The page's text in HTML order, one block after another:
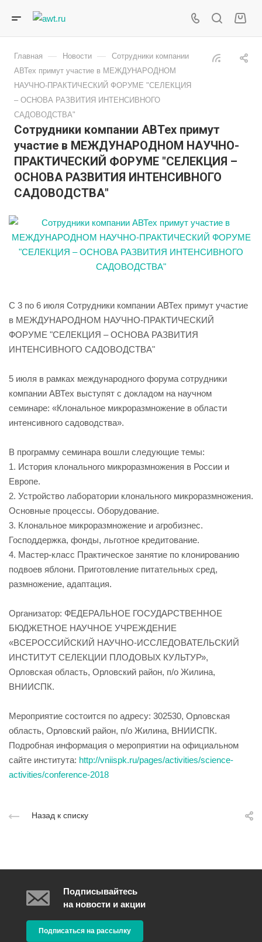
Главная — Новости —
Сотрудники компании
АВТех примут участие в МЕЖДУНАРОДНОМ
НАУЧНО-ПРАКТИЧЕСКИЙ ФОРУМЕ "СЕЛЕКЦИЯ
– ОСНОВА РАЗВИТИЯ ИНТЕНСИВНОГО
САДОВОДСТВА"
Сотрудники компании АВТех примут
участие в МЕЖДУНАРОДНОМ НАУЧНО-
ПРАКТИЧЕСКИЙ ФОРУМЕ "СЕЛЕКЦИЯ –
ОСНОВА РАЗВИТИЯ ИНТЕНСИВНОГО
САДОВОДСТВА"
С 3 по 6 июля Сотрудники компании АВТех примут участие
в МЕЖДУНАРОДНОМ НАУЧНО-ПРАКТИЧЕСКИЙ
ФОРУМЕ "СЕЛЕКЦИЯ – ОСНОВА РАЗВИТИЯ
ИНТЕНСИВНОГО САДОВОДСТВА"
5 июля в рамках международного форума сотрудники
компании АВТех выступят с докладом на научном
семинаре: «Клональное микроразмножение в области
интенсивного садоводства».
В программу семинара вошли следующие темы:
1. История клонального микроразмножения в России и
Европе.
2. Устройство лаборатории клонального микроразмножения.
Основные процессы. Оборудование.
3. Клональное микроразмножение и агробизнес.
Господдержка, фонды, льготное кредитование.
4. Мастер-класс Практическое занятие по клонированию
подвоев яблони. Приготовление питательных сред,
размножение, адаптация.
Организатор: ФЕДЕРАЛЬНОЕ ГОСУДАРСТВЕННОЕ
БЮДЖЕТНОЕ НАУЧНОЕ УЧРЕЖДЕНИЕ
«ВСЕРОССИЙСКИЙ НАУЧНО-ИССЛЕДОВАТЕЛЬСКИЙ
ИНСТИТУТ СЕЛЕКЦИИ ПЛОДОВЫХ КУЛЬТУР»,
Орловская область, Орловский район, п/о Жилина,
ВНИИСПК.
Мероприятие состоится по адресу: 302530, Орловская
область, Орловский район, п/о Жилина, ВНИИСПК.
Подробная информация о мероприятии на официальном
сайте института: http://vniispk.ru/pages/activities/science-
activities/conference-2018
Назад к списку
Подписывайтесь
на новости и акции
Подписаться на рассылку